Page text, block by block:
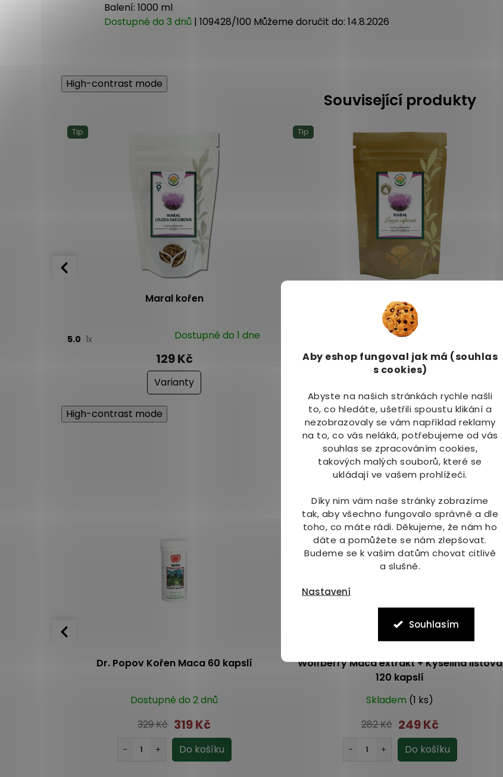
Aby eshop fungoval jak má (souhlas
s cookies)
Abyste na našich stránkách rychle našli
to, co hledáte, ušetřili spoustu klikání a
nezobrazovaly se vám například reklamy
na to, co vás neláká, potřebujeme od vás
souhlas se zpracováním cookies,
takových malých souborů, které se
ukládají ve vašem prohlížeči.
Díky nim vám naše stránky zobrazíme
tak, aby všechno fungovalo správně a dle
toho, co máte rádi. Děkujeme, že nám ho
dáte a pomůžete se nám zlepšovat.
Budeme se k vašim datům chovat citlivě
a slušně.
Nastavení
Souhlasím
High-contrast mode
Související produkty
Tip
Maral kořen
5.0 1x Dostupné do 1 dne
129 Kč
Varianty
Tip
Maral kořen mletý 100 g
Dostupné do 1 dne
329 Kč
Balení: 1000 ml
Dostupné do 3 dnů | 109428/100 Můžeme doručit do: 14.8.2026
High-contrast mode
Mohlo by Vás zajímat
Dr. Popov Kořen Maca 60 kapslí
Dostupné do 2 dnů
329 Kč 319 Kč
Wolfberry Maca extrakt + Kyselina listová
120 kapslí
Skladem (1 ks)
282 Kč 249 Kč